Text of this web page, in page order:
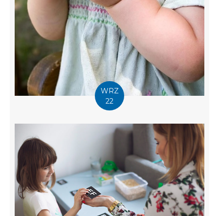
WRZ
22
Co to jest połykanie
Często podczas diagnozy logopedycznej
(#logopeda) okazuje się, że u dziecka poza wadą
wymowy występuje również nieprawidłowy typ
połykania. Rodzice często...